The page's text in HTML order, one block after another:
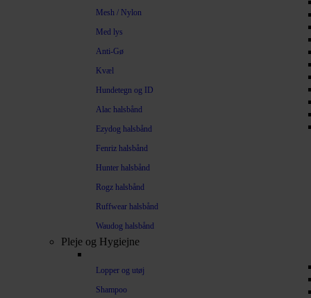
Mesh / Nylon
Med lys
Anti-Gø
Kvæl
Hundetegn og ID
Alac halsbånd
Ezydog halsbånd
Fenriz halsbånd
Hunter halsbånd
Rogz halsbånd
Ruffwear halsbånd
Waudog halsbånd
Pleje og Hygiejne
Lopper og utøj
Shampoo